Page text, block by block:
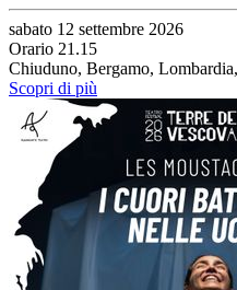
sabato 12 settembre 2026
Orario 21.15
Chiuduno, Bergamo,
Scopri di più